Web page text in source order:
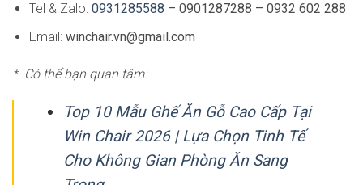
Tel & Zalo: 0931285588 – 0901287288 – 0932 602 288
Email: winchair.vn@gmail.com
* Có thể bạn quan tâm:
Top 10 Mẫu Ghế Ăn Gỗ Cao Cấp Tại
Win Chair 2026 | Lựa Chọn Tinh Tế
Cho Không Gian Phòng Ăn Sang